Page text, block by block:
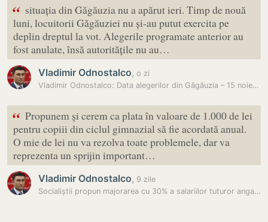
“ situația din Găgăuzia nu a apărut ieri. Timp de nouă
luni, locuitorii Găgăuziei nu și-au putut exercita pe
deplin dreptul la vot. Alegerile programate anterior au
fost anulate, însă autoritățile nu au…
Vladimir Odnostalco, o zi
Vladimir Odnostalco: Data alegerilor din Găgăuzia – 15 noiembrie, nu…
“ Propunem și cerem ca plata în valoare de 1.000 de lei
pentru copiii din ciclul gimnazial să fie acordată anual.
O mie de lei nu va rezolva toate problemele, dar va
reprezenta un sprijin important…
Vladimir Odnostalco, 9 zile
Socialiștii propun majorarea cu 30% a salariilor tuturor angajaților…